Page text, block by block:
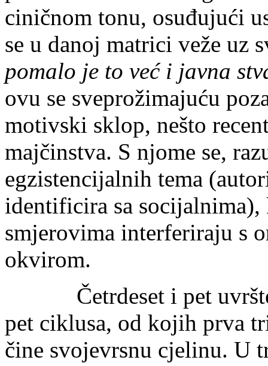
ciničnom tonu, osuđujući
se u danoj matrici veže uz
pomalo je to već i javna
ovu se sveprožimajuću
motivski sklop, nešto
majčinstva. S njome se,
egzistencijalnih tema
identificira sa
smjerovima interferiraju s
okvirom.
Četrdeset i pet
pet ciklusa, od kojih prva
čine svojevrsnu cjelinu. U